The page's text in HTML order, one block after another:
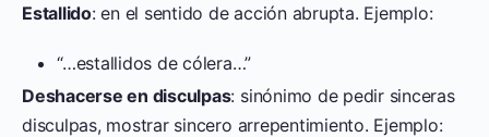
Estallido: en el sentido de acción abrupta. Ejemplo:
“…estallidos de cólera…”
Deshacerse en disculpas: sinónimo de pedir sinceras
disculpas, mostrar sincero arrepentimiento. Ejemplo: